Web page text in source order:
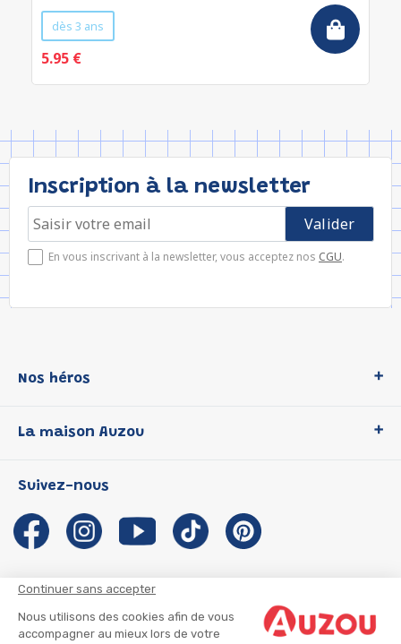
Continuer sans accepter
Nous utilisons des cookies afin de vous
accompagner au mieux lors de votre
dès 3 ans
5.95 €
Inscription à la newsletter
En vous inscrivant à la newsletter, vous acceptez nos CGU.
Nos héros
P'tit Loup
Les Influenceuses
Migali
Petite Taupe
La maison Auzou
Notre histoire
Auzou s'engage
Auteurs et illustrateurs Auzou
Suivre mon colis
Suivez-nous
CGU